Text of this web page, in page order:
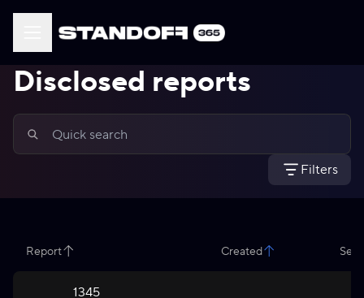
Disclosed reports
Filters
Report Created
1345